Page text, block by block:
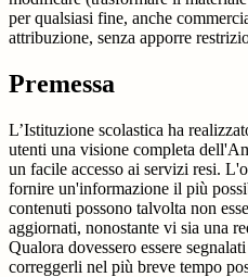
per qualsiasi fine, anche
attribuzione, senza apporre
Premessa
L’Istituzione scolastica ha
utenti una visione completa
un facile accesso ai servizi resi.
fornire un'informazione il più
contenuti possono talvolta non
aggiornati, nonostante vi sia una
Qualora dovessero essere
correggerli nel più breve tempo